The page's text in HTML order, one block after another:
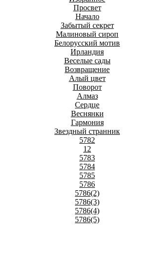
Просвет
Начало
Забытый секрет
Малиновый сироп
Белорусский мотив
Ирландия
Веселые сады
Возвращение
Алый цвет
Поворот
Алмаз
Сердце
Веснянки
Гармония
Звездный странник
5782
12
5783
5784
5785
5786
5786(2)
5786(3)
5786(4)
5786(5)